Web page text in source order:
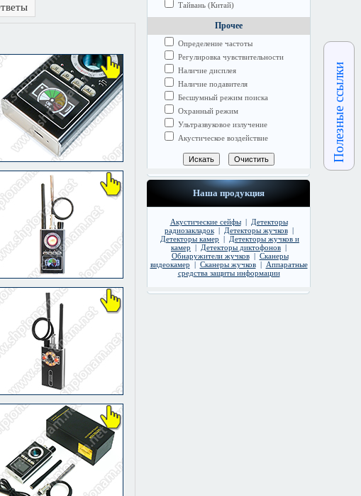
Тайвань (Китай)
Прочее
Определение частоты
Регулировка чувствительности
Наличие дисплея
Наличие подавителя
Бесшумный режим поиска
Охранный режим
Ультразвуковое излучение
Акустическое воздействие
Наша продукция
Акустические сейфы| Детекторы
радиозакладок| Детекторы жучков|
Детекторы камер | Детекторы жучков и
камер | Детекторы диктофонов |
Обнаружители жучков| Сканеры
видеокамер | Сканеры жучков| Аппаратные
средства защиты информации
Полезные ссылки